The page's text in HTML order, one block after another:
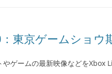
東京ゲームショウ
やゲームの最新映像などをXbox